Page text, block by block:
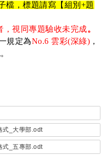
檔，標題請寫【組別+題
，視同專題驗收未完成。
規定為No.6 雲彩(深綠) ，
。
式_大學部.odt
式_五專部.odt